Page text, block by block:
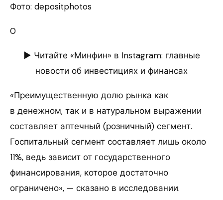
Фото: depositphotos
0
► Читайте «Минфин» в Instagram: главные
новости об инвестициях и финансах
«Преимущественную долю рынка как
в денежном, так и в натуральном выражении
составляет аптечный (розничный) сегмент.
Госпитальный сегмент составляет лишь около
11%, ведь зависит от государственного
финансирования, которое достаточно
ограничено», — сказано в исследовании.